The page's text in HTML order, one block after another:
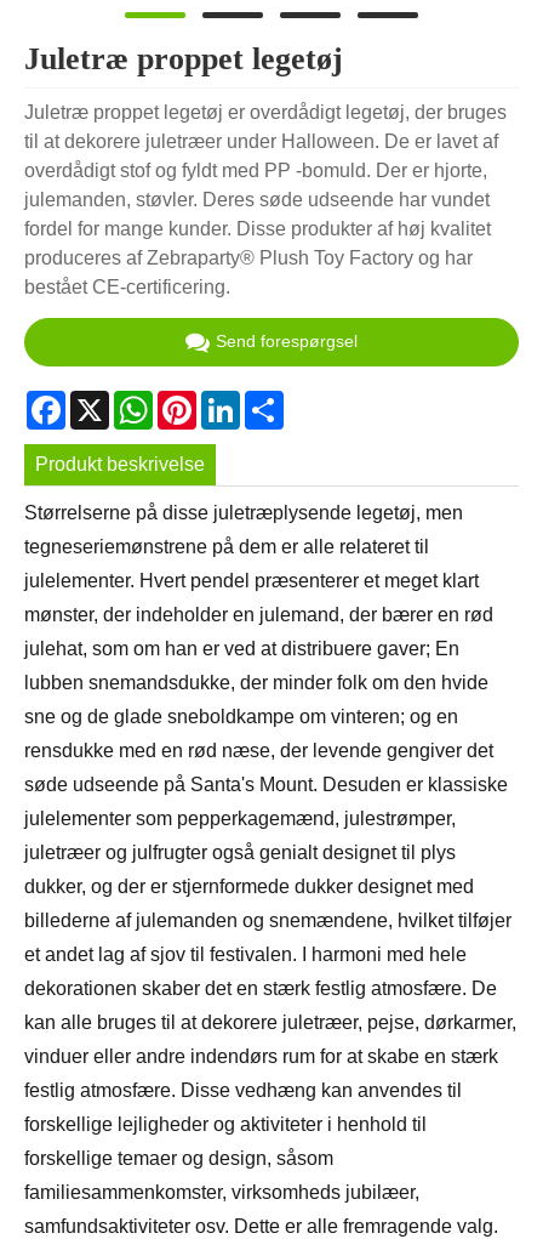
Juletræ proppet legetøj
Juletræ proppet legetøj er overdådigt legetøj, der bruges
til at dekorere juletræer under Halloween. De er lavet af
overdådigt stof og fyldt med PP -bomuld. Der er hjorte,
julemanden, støvler. Deres søde udseende har vundet
fordel for mange kunder. Disse produkter af høj kvalitet
produceres af Zebraparty® Plush Toy Factory og har
bestået CE-certificering.
Send forespørgsel
Facebook
X WhatsApp
PinterestLinkedIn
Produkt beskrivelse
Størrelserne på disse juletræplysende legetøj, men
tegneseriemønstrene på dem er alle relateret til
julelementer. Hvert pendel præsenterer et meget klart
mønster, der indeholder en julemand, der bærer en rød
julehat, som om han er ved at distribuere gaver; En
lubben snemandsdukke, der minder folk om den hvide
sne og de glade sneboldkampe om vinteren; og en
rensdukke med en rød næse, der levende gengiver det
søde udseende på Santa's Mount. Desuden er klassiske
julelementer som pepperkagemænd, julestrømper,
juletræer og julfrugter også genialt designet til plys
dukker, og der er stjernformede dukker designet med
billederne af julemanden og snemændene, hvilket tilføjer
et andet lag af sjov til festivalen. I harmoni med hele
dekorationen skaber det en stærk festlig atmosfære. De
kan alle bruges til at dekorere juletræer, pejse, dørkarmer,
vinduer eller andre indendørs rum for at skabe en stærk
festlig atmosfære. Disse vedhæng kan anvendes til
forskellige lejligheder og aktiviteter i henhold til
forskellige temaer og design, såsom
familiesammenkomster, virksomheds jubilæer,
samfundsaktiviteter osv. Dette er alle fremragende valg.